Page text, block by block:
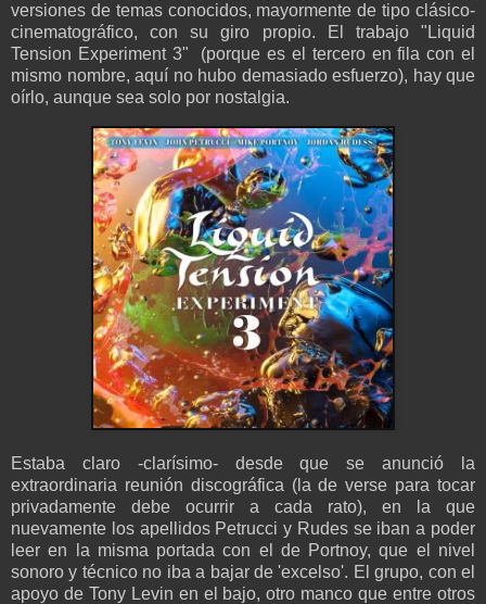
versiones de temas conocidos, mayormente de tipo clásico-
cinematográfico, con su giro propio. El trabajo "Liquid
Tension Experiment 3" (porque es el tercero en fila con el
mismo nombre, aquí no hubo demasiado esfuerzo), hay que
oírlo, aunque sea solo por nostalgia.
Estaba claro -clarísimo- desde que se anunció la
extraordinaria reunión discográfica (la de verse para tocar
privadamente debe ocurrir a cada rato), en la que
nuevamente los apellidos Petrucci y Rudes se iban a poder
leer en la misma portada con el de Portnoy, que el nivel
sonoro y técnico no iba a bajar de 'excelso'. El grupo, con el
apoyo de Tony Levin en el bajo, otro manco que entre otros